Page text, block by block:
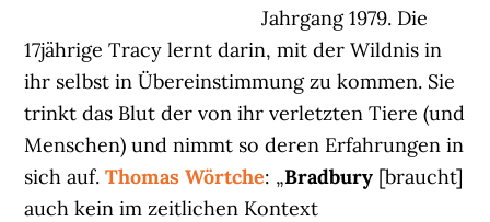
Jahrgang 1979. Die
17jährige Tracy lernt darin, mit der Wildnis in
ihr selbst in Übereinstimmung zu kommen. Sie
trinkt das Blut der von ihr verletzten Tiere (und
Menschen) und nimmt so deren Erfahrungen in
sich auf.Thomas Wörtche: „Bradbury [braucht]
auch kein im zeitlichen Kontext